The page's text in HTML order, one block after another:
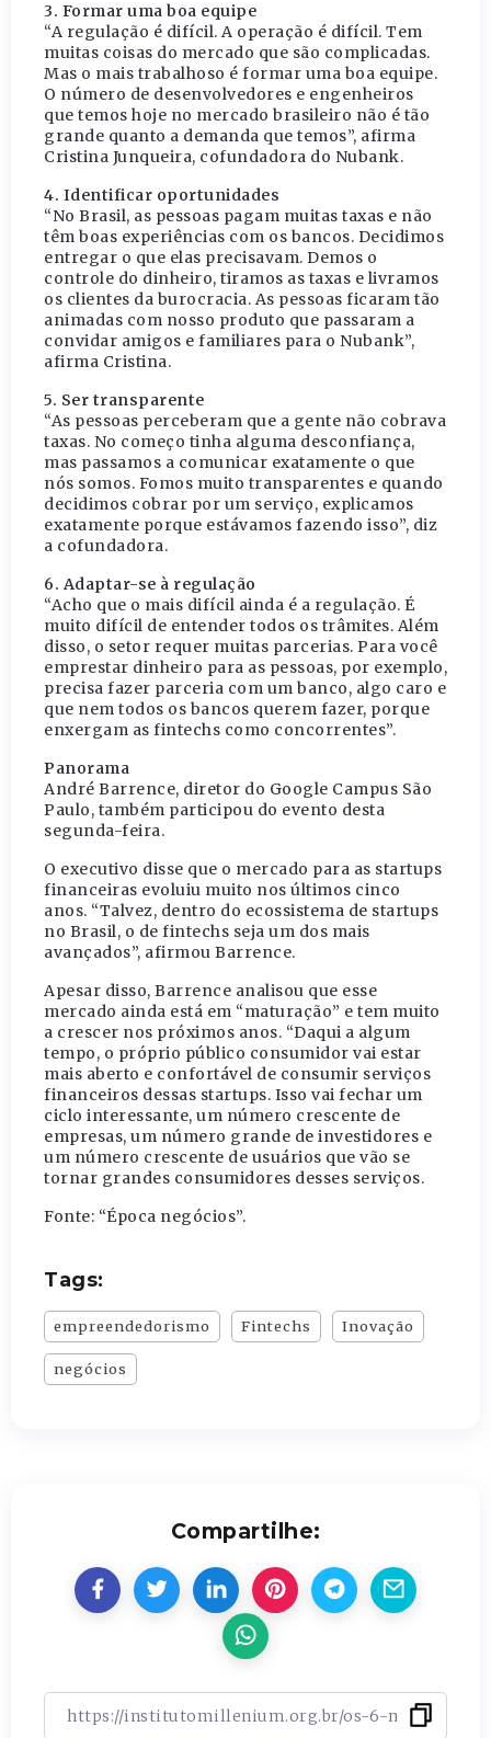
3. Formar uma boa equipe
“A regulação é difícil. A operação é difícil. Tem
muitas coisas do mercado que são complicadas.
Mas o mais trabalhoso é formar uma boa equipe.
O número de desenvolvedores e engenheiros
que temos hoje no mercado brasileiro não é tão
grande quanto a demanda que temos”, afirma
Cristina Junqueira, cofundadora do Nubank.
4. Identificar oportunidades
“No Brasil, as pessoas pagam muitas taxas e não
têm boas experiências com os bancos. Decidimos
entregar o que elas precisavam. Demos o
controle do dinheiro, tiramos as taxas e livramos
os clientes da burocracia. As pessoas ficaram tão
animadas com nosso produto que passaram a
convidar amigos e familiares para o Nubank”,
afirma Cristina.
5. Ser transparente
“As pessoas perceberam que a gente não cobrava
taxas. No começo tinha alguma desconfiança,
mas passamos a comunicar exatamente o que
nós somos. Fomos muito transparentes e quando
decidimos cobrar por um serviço, explicamos
exatamente porque estávamos fazendo isso”, diz
a cofundadora.
6. Adaptar-se à regulação
“Acho que o mais difícil ainda é a regulação. É
muito difícil de entender todos os trâmites. Além
disso, o setor requer muitas parcerias. Para você
emprestar dinheiro para as pessoas, por exemplo,
precisa fazer parceria com um banco, algo caro e
que nem todos os bancos querem fazer, porque
enxergam as fintechs como concorrentes”.
Panorama
André Barrence, diretor do Google Campus São
Paulo, também participou do evento desta
segunda-feira.
O executivo disse que o mercado para as startups
financeiras evoluiu muito nos últimos cinco
anos. “Talvez, dentro do ecossistema de startups
no Brasil, o de fintechs seja um dos mais
avançados”, afirmou Barrence.
Apesar disso, Barrence analisou que esse
mercado ainda está em “maturação” e tem muito
a crescer nos próximos anos. “Daqui a algum
tempo, o próprio público consumidor vai estar
mais aberto e confortável de consumir serviços
financeiros dessas startups. Isso vai fechar um
ciclo interessante, um número crescente de
empresas, um número grande de investidores e
um número crescente de usuários que vão se
tornar grandes consumidores desses serviços.
Fonte: “Época negócios”.
Tags:
empreendedorismo Fintechs Inovação
negócios
Compartilhe: